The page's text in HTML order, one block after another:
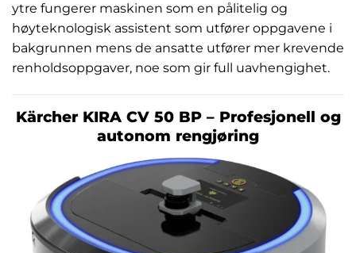
ytre fungerer maskinen som en pålitelig og
høyteknologisk assistent som utfører oppgavene i
bakgrunnen mens de ansatte utfører mer krevende
renholdsoppgaver, noe som gir full uavhengighet.
Kärcher KIRA CV 50 BP – Profesjonell og
autonom rengjøring